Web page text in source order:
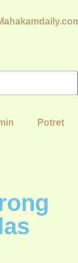
Potret